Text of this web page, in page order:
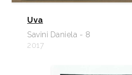
Uva
Savini Daniela - 8
2017